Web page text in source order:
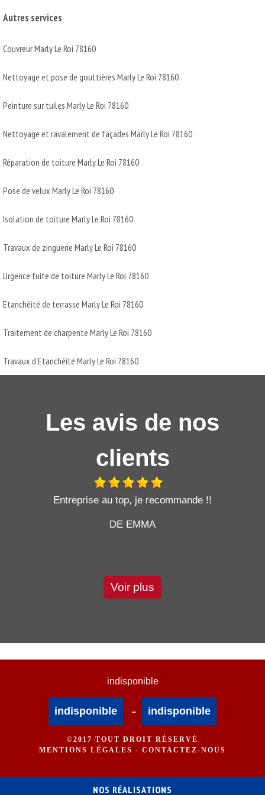
NOS RÉALISATIONS
Autres services
Couvreur Marly Le Roi 78160
Nettoyage et pose de gouttières Marly Le Roi 78160
Peinture sur tuiles Marly Le Roi 78160
Nettoyage et ravalement de façades Marly Le Roi 78160
Réparation de toiture Marly Le Roi 78160
Pose de velux Marly Le Roi 78160
Isolation de toiture Marly Le Roi 78160
Travaux de zinguerie Marly Le Roi 78160
Urgence fuite de toiture Marly Le Roi 78160
Etanchéité de terrasse Marly Le Roi 78160
Traitement de charpente Marly Le Roi 78160
Travaux d'Etanchéité Marly Le Roi 78160
Les avis de nos
clients
Entreprise au top, je recommande !!
DE EMMA
Voir plus
indisponible
indisponible - indisponible
©2017 TOUT DROIT RÉSERVÉ
MENTIONS LÉGALES - CONTACTEZ-NOUS